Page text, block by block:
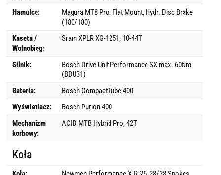
Hamulce:
Magura MT8 Pro, Flat Mount, Hydr. Disc Brake
(180/180)
Kaseta /
Wolnobieg:
Sram XPLR XG-1251, 10-44T
Silnik:
Bosch Drive Unit Performance SX max. 60Nm
(BDU31)
Bateria:
Bosch CompactTube 400
Wyświetlacz:
Bosch Purion 400
Mechanizm
korbowy:
ACID MTB Hybrid Pro, 42T
Koła